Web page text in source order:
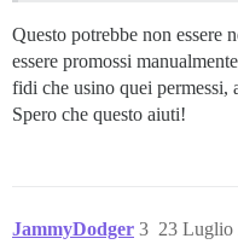
Questo potrebbe non essere
essere promossi
fidi che usino quei
Spero che questo aiuti!
JammyDodger 23 Luglio
3